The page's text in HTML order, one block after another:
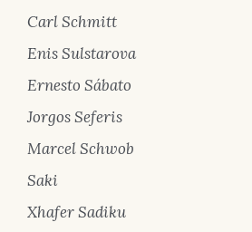
Carl Schmitt
Enis Sulstarova
Ernesto Sábato
Jorgos Seferis
Marcel Schwob
Saki
Xhafer Sadiku